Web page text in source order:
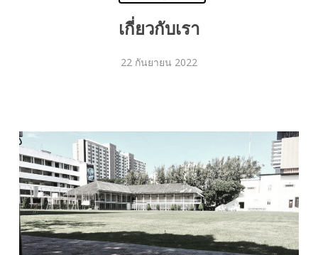
เกี่ยวกับเรา
22 กันยายน 2022